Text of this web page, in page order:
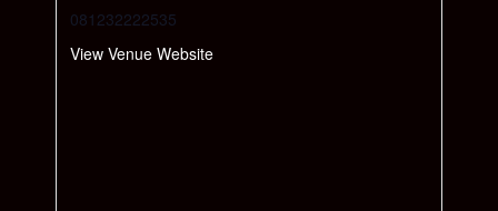
081232222535
View Venue Website